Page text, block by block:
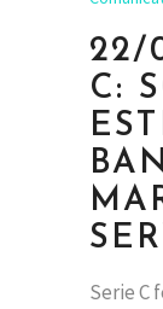
22/
C:
Serie C